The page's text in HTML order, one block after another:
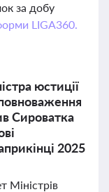
за добу
LIGA360.
юстиції
Сироватка
2025
Міністрів